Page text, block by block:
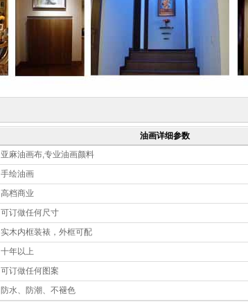
油画详细参数
亚麻油画布,专业油画颜料
手绘油画
高档商业
可订做任何尺寸
实木内框装裱，外框可配
十年以上
可订做任何图案
防水、防潮、不褪色